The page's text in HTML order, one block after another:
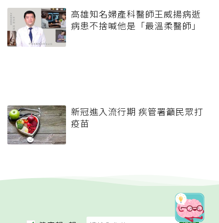
高雄知名婦產科醫師王威揚病逝
病患不捨喊他是「最溫柔醫師」
新冠進入流行期 疾管署籲民眾打
疫苗